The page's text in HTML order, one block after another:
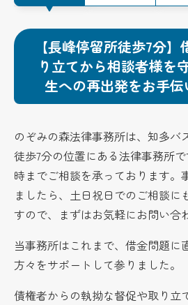
【長峰停留所徒歩7分
り立てから相談者様を
生への再出発をお手
のぞみの森法律事務所は、知多バ
徒歩7分の位置にある法律事務所
時までご相談を承っております。
ましたら、土日祝日でのご相談に
すので、まずはお気軽にお問い合
当事務所はこれまで、借金問題に
方々をサポートして参りました。
債権者からの執拗な督促や取り立